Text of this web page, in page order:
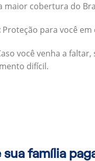
maior cobertura do
Proteção para você
você venha a
difícil.
sua família